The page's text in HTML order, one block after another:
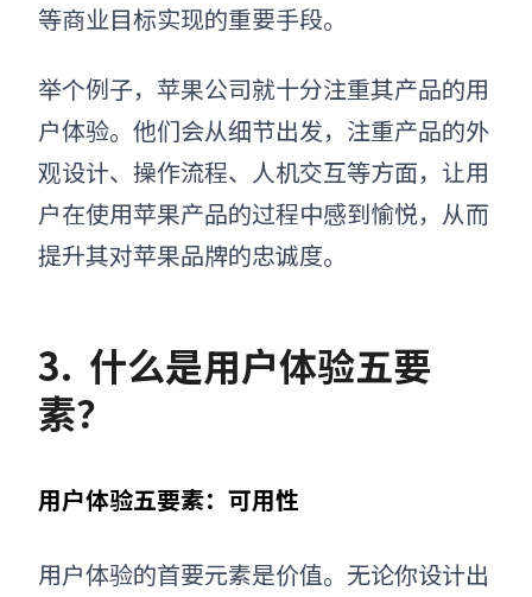
等商业目标实现的重要手段。
举个例子，苹果公司就十分注重其产品的用
户体验。他们会从细节出发，注重产品的外
观设计、操作流程、人机交互等方面，让用
户在使用苹果产品的过程中感到愉悦，从而
提升其对苹果品牌的忠诚度。
3. 什么是用户体验五要
素？
用户体验五要素：可用性
用户体验的首要元素是价值。无论你设计出